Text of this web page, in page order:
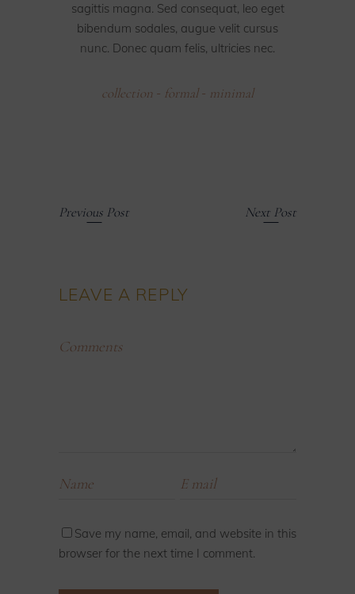
sagittis magna. Sed consequat, leo eget
bibendum sodales, augue velit cursus
nunc. Donec quam felis, ultricies nec.
collection - formal- minimal
Previous Post Next Post
LEAVE A REPLY
Save my name, email, and website in this
browser for the next time I comment.